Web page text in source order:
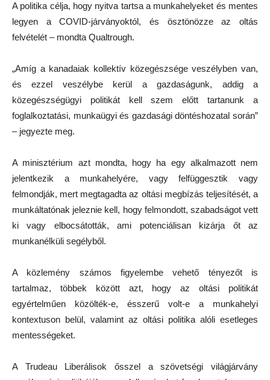
A politika célja, hogy nyitva tartsa a munkahelyeket és mentes
legyen a COVID-járványoktól, és ösztönözze az oltás
felvételét – mondta Qualtrough.
„Amíg a kanadaiak kollektív közegészsége veszélyben van,
és ezzel veszélybe kerül a gazdaságunk, addig a
közegészségügyi politikát kell szem előtt tartanunk a
foglalkoztatási, munkaügyi és gazdasági döntéshozatal során”
– jegyezte meg.
A minisztérium azt mondta, hogy ha egy alkalmazott nem
jelentkezik a munkahelyére, vagy felfüggesztik vagy
felmondják, mert megtagadta az oltási megbízás teljesítését, a
munkáltatónak jeleznie kell, hogy felmondott, szabadságot vett
ki vagy elbocsátották, ami potenciálisan kizárja őt az
munkanélküli segélyből.
A közlemény számos figyelembe vehető tényezőt is
tartalmaz, többek között azt, hogy az oltási politikát
egyértelműen közölték-e, ésszerű volt-e a munkahelyi
kontextuson belül, valamint az oltási politika alóli esetleges
mentességeket.
A Trudeau Liberálisok ősszel a szövetségi világjárvány